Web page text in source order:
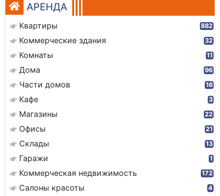
АРЕНДА
Квартиры 882
Коммерческие здания 32
Комнаты 11
Дома 96
Части домов 16
Кафе 3
Магазины 22
Офисы 21
Склады 13
Гаражи 1
Коммерческая недвижимость 172
Салоны красоты 4